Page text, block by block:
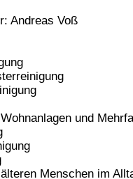
Andreas Voß
und
Menschen im